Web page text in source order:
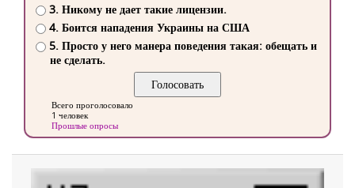
3. Никому не дает такие лицензии.
4. Боится нападения Украины на США
5. Просто у него манера поведения такая: обещать и
не сделать.
Всего проголосовало
1 человек
Прошлые опросы